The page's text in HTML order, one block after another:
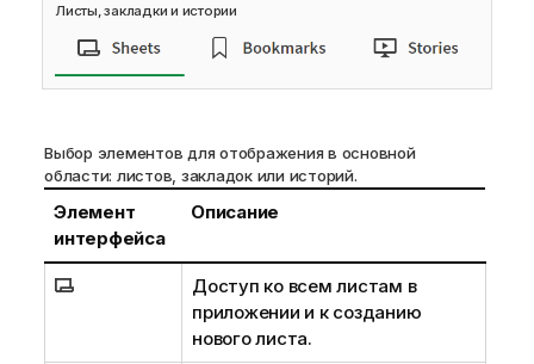
Листы, закладки и истории
Выбор элементов для отображения в основной
области: листов, закладок или историй.
Элемент
интерфейса
Описание
Доступ ко всем листам в
приложении и к созданию
нового листа.